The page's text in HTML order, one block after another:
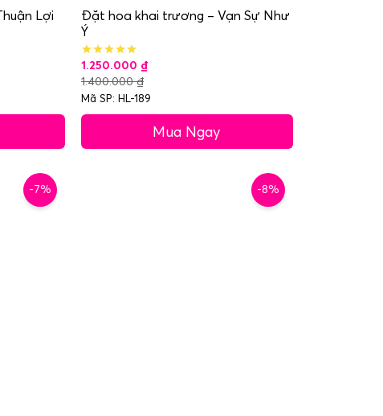
Lợi
Đặt hoa khai trương – Vạn Sự Như
Ý
1.250.000 ₫
1.400.000₫
Mã SP: HL-189
Mua Ngay
-7% -8%